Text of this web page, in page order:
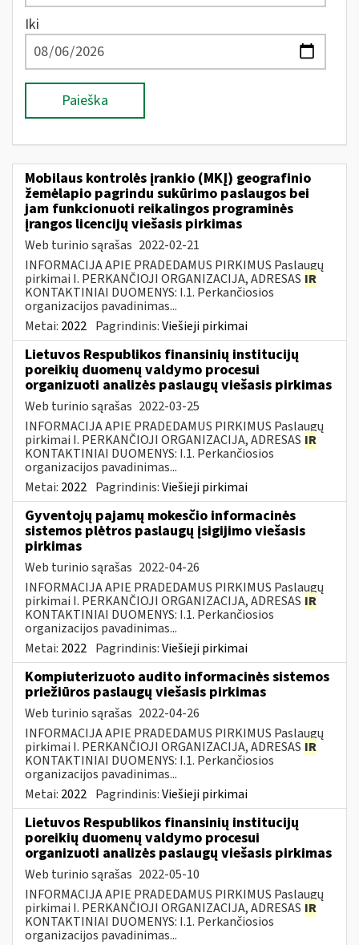
Iki
Paieška
Mobilaus kontrolės įrankio (MKĮ) geografinio
žemėlapio pagrindu sukūrimo paslaugos bei
jam funkcionuoti reikalingos programinės
įrangos licencijų viešasis pirkimas
Web turinio sąrašas 2022-02-21
INFORMACIJA APIE PRADEDAMUS PIRKIMUS Paslaugų
pirkimai I. PERKANČIOJI ORGANIZACIJA, ADRESAS IR
KONTAKTINIAI DUOMENYS: I.1. Perkančiosios
organizacijos pavadinimas...
Metai: 2022 Pagrindinis:Viešieji pirkimai
Lietuvos Respublikos finansinių institucijų
poreikių duomenų valdymo procesui
organizuoti analizės paslaugų viešasis pirkimas
Web turinio sąrašas 2022-03-25
INFORMACIJA APIE PRADEDAMUS PIRKIMUS Paslaugų
pirkimai I. PERKANČIOJI ORGANIZACIJA, ADRESAS IR
KONTAKTINIAI DUOMENYS: I.1. Perkančiosios
organizacijos pavadinimas...
Metai: 2022 Pagrindinis:Viešieji pirkimai
Gyventojų pajamų mokesčio informacinės
sistemos plėtros paslaugų įsigijimo viešasis
pirkimas
Web turinio sąrašas 2022-04-26
INFORMACIJA APIE PRADEDAMUS PIRKIMUS Paslaugų
pirkimai I. PERKANČIOJI ORGANIZACIJA, ADRESAS IR
KONTAKTINIAI DUOMENYS: I.1. Perkančiosios
organizacijos pavadinimas...
Metai: 2022 Pagrindinis:Viešieji pirkimai
Kompiuterizuoto audito informacinės sistemos
priežiūros paslaugų viešasis pirkimas
Web turinio sąrašas 2022-04-26
INFORMACIJA APIE PRADEDAMUS PIRKIMUS Paslaugų
pirkimai I. PERKANČIOJI ORGANIZACIJA, ADRESAS IR
KONTAKTINIAI DUOMENYS: I.1. Perkančiosios
organizacijos pavadinimas...
Metai: 2022 Pagrindinis:Viešieji pirkimai
Lietuvos Respublikos finansinių institucijų
poreikių duomenų valdymo procesui
organizuoti analizės paslaugų viešasis pirkimas
Web turinio sąrašas 2022-05-10
INFORMACIJA APIE PRADEDAMUS PIRKIMUS Paslaugų
pirkimai I. PERKANČIOJI ORGANIZACIJA, ADRESAS IR
KONTAKTINIAI DUOMENYS: I.1. Perkančiosios
organizacijos pavadinimas...